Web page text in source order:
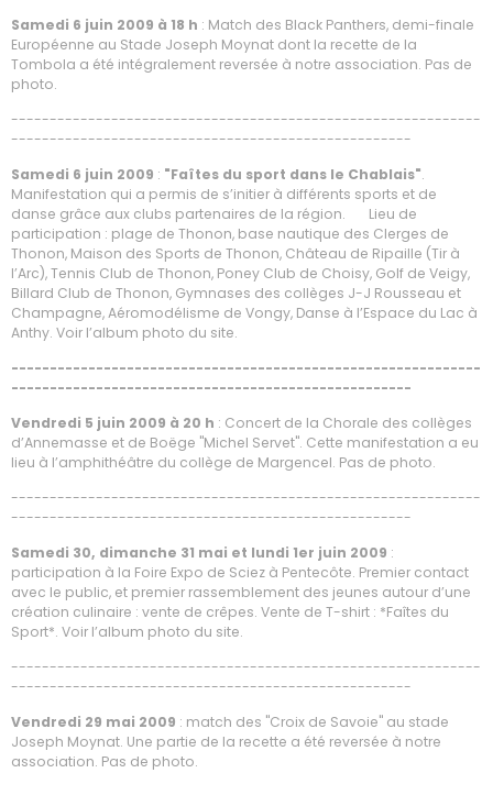
Samedi 6 juin 2009 à 18 h : Match des Black Panthers, demi-finale
Européenne au Stade Joseph Moynat dont la recette de la
Tombola a été intégralement reversée à notre association. Pas de
photo.
-------------------------------------------------------------
----------------------------------------------------
Samedi 6 juin 2009 : "Faîtes du sport dans le Chablais".
Manifestation qui a permis de s’initier à différents sports et de
danse grâce aux clubs partenaires de la région. Lieu de
participation : plage de Thonon, base nautique des Clerges de
Thonon, Maison des Sports de Thonon, Château de Ripaille (Tir à
l’Arc), Tennis Club de Thonon, Poney Club de Choisy, Golf de Veigy,
Billard Club de Thonon, Gymnases des collèges J-J Rousseau et
Champagne, Aéromodélisme de Vongy, Danse à l’Espace du Lac à
Anthy. Voir l’album photo du site.
-------------------------------------------------------------
----------------------------------------------------
Vendredi 5 juin 2009 à 20 h : Concert de la Chorale des collèges
d’Annemasse et de Boëge "Michel Servet". Cette manifestation a eu
lieu à l’amphithéâtre du collège de Margencel. Pas de photo.
-------------------------------------------------------------
----------------------------------------------------
Samedi 30, dimanche 31 mai et lundi 1er juin 2009 :
participation à la Foire Expo de Sciez à Pentecôte. Premier contact
avec le public, et premier rassemblement des jeunes autour d’une
création culinaire : vente de crêpes. Vente de T-shirt : *Faîtes du
Sport*. Voir l’album photo du site.
-------------------------------------------------------------
----------------------------------------------------
Vendredi 29 mai 2009 : match des "Croix de Savoie" au stade
Joseph Moynat. Une partie de la recette a été reversée à notre
association. Pas de photo.